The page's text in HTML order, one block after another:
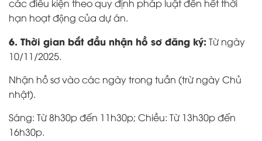
các điều kiện theo quy định pháp luật đến hết thời
hạn hoạt động của dự án.
6. Thời gian bắt đầu nhận hồ sơ đăng ký: Từ ngày
10/11/2025.
Nhận hồ sơ vào các ngày trong tuần (trừ ngày Chủ
nhật).
Sáng: Từ 8h30p đến 11h30p; Chiều: Từ 13h30p đến
16h30p.